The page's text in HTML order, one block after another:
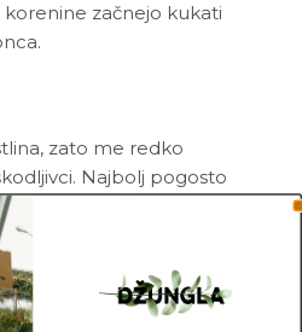
začnejo kukati
zato me redko
Najbolj pogosto
volnate uši. Zato me
ob znakih škodljivcev
ali mešanico
Neem